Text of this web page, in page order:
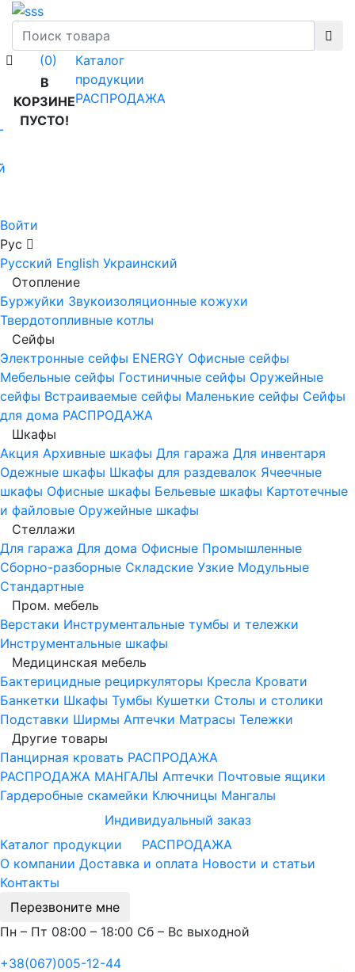
(0)
В
КОРЗИНЕ
ПУСТО!
Каталог
продукции
РАСПРОДАЖА
Войти
Рус
Русский English Украинский
Отопление
Буржуйки Звукоизоляционные кожухи
Твердотопливные котлы
Сейфы
Электронные сейфы ENERGY Офисные сейфы
Мебельные сейфы Гостиничные сейфы Оружейные
сейфы Встраиваемые сейфы Маленькие сейфы Сейфы
для дома РАСПРОДАЖА
Шкафы
Акция Архивные шкафы Для гаража Для инвентаря
Одежные шкафы Шкафы для раздевалок Ячеечные
шкафы Офисные шкафы Бельевые шкафы Картотечные
и файловые Оружейные шкафы
Стеллажи
Для гаража Для дома Офисные Промышленные
Сборно-разборные Складские Узкие Модульные
Стандартные
Пром. мебель
Верстаки Инструментальные тумбы и тележки
Инструментальные шкафы
Медицинская мебель
Бактерицидные рециркуляторы Кресла Кровати
Банкетки Шкафы Тумбы Кушетки Столы и столики
Подставки Ширмы Аптечки Матрасы Тележки
Другие товары
Панцирная кровать РАСПРОДАЖА
РАСПРОДАЖА МАНГАЛЫ Аптечки Почтовые ящики
Гардеробные скамейки Ключницы Мангалы
Индивидуальный заказ
Каталог продукции
РАСПРОДАЖА
О компании Доставка и оплата Новости и статьи
Контакты
Перезвоните мне
Пн – Пт 08:00 – 18:00 Сб – Вс выходной
+38(067)005-12-44